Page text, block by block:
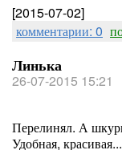
[2015-07-02]
комментарии: 0
Линька
26-07-2015 15:21
Перелинял. А
Удобная,